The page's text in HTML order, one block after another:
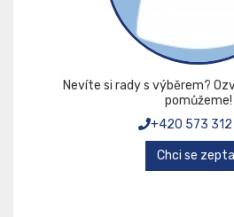
Nevíte si rady s výběrem?
pomůžeme!
+420 573
Chci se